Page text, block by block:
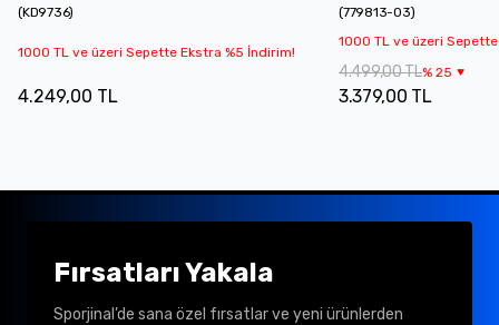
(KD9736)
1000 TL ve üzeri Sepette Ekstra %5 İndirim!
4.249,00 TL
(779813-03)
1000 TL ve üzeri
4.499,00 TL% 25
3.379,00 TL
Fırsatları Yakala
Sporjinal’de sana özel fırsatlar ve yeni ürünlerden